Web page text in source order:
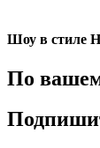
Шоу в стиле
По